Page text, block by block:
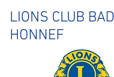
LIONS CLUB BAD
HONNEF